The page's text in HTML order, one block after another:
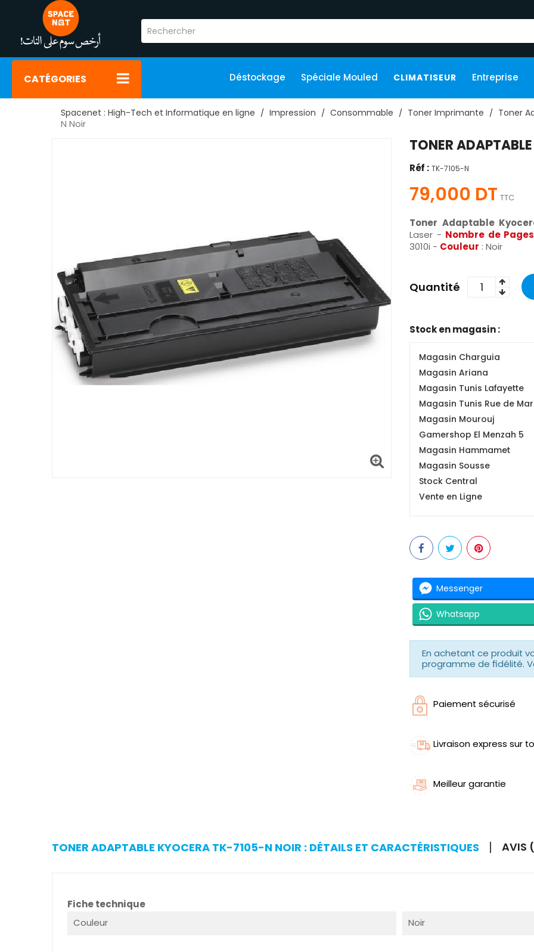
CATÉGORIES Déstockage Spéciale Mouled CLIMATISEUR Entreprise
Spacenet : High-Tech et Informatique en ligne Impression Consommable Toner Imprimante Toner
N Noir
TONER
Réf : TK-7105-N
79,000 DT TTC
Toner Adaptable
Laser - Nombre de
3010i - Couleur : Noir
Quantité
Stock en magasin :
Magasin Charguia
Magasin Ariana
Magasin Tunis Lafayette
Magasin Tunis Rue de
Magasin Mourouj
Gamershop El Menzah 5
Magasin Hammamet
Magasin Sousse
Stock Central
Vente en Ligne
Messenger
Whatsapp
En achetant ce produit
programme de fidélité.
Paiement sécurisé
Livraison express sur
Meilleur garantie
TONER ADAPTABLE KYOCERA TK-7105-N NOIR : DÉTAILS ET CARACTÉRISTIQUES AVIS
Fiche technique
Couleur
Noir